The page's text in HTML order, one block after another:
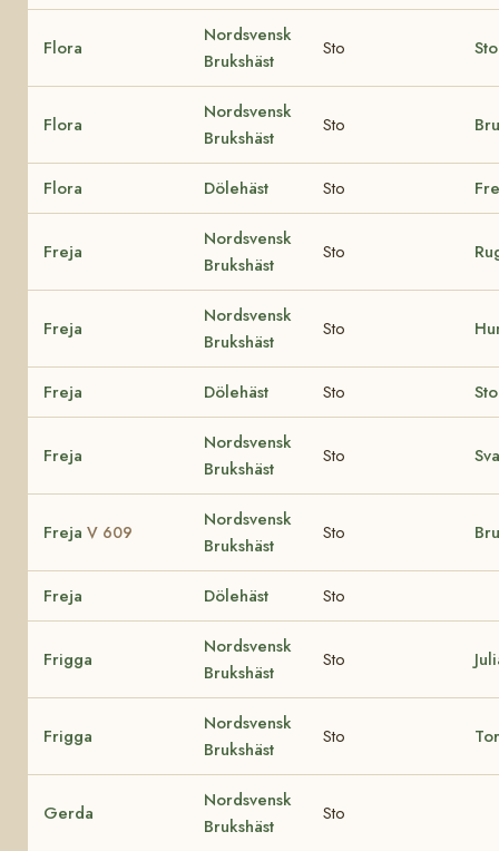
Flora
Nordsvensk
Brukshäst
Sto
Flora
Nordsvensk
Brukshäst
Sto
Flora Dölehäst Sto
Freja
Nordsvensk
Brukshäst
Sto
Freja
Nordsvensk
Brukshäst
Sto
Freja Dölehäst Sto
Freja
Nordsvensk
Brukshäst
Sto
Freja V 609
Nordsvensk
Brukshäst
Sto
Freja Dölehäst Sto
Frigga
Nordsvensk
Brukshäst
Sto
Frigga
Nordsvensk
Brukshäst
Sto
Gerda
Nordsvensk
Brukshäst
Sto